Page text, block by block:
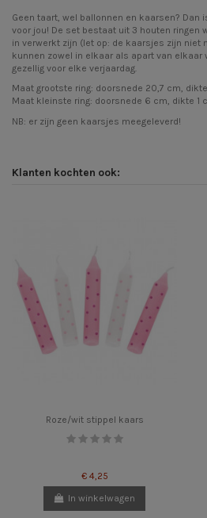
Geen taart, wel ballonnen en kaarsen? Dan
voor jou! De set bestaat uit 3 houten ringen
in verwerkt zijn (let op: de kaarsjes zijn niet
kunnen zowel in elkaar als apart van elkaar
gezellig voor elke verjaardag.
Maat grootste ring: doorsnede 20,7 cm,
Maat kleinste ring: doorsnede 6 cm, dikte 1
NB: er zijn geen kaarsjes meegeleverd!
Klanten kochten ook:
Roze/wit stippel kaars
€ 4,25
In winkelwagen